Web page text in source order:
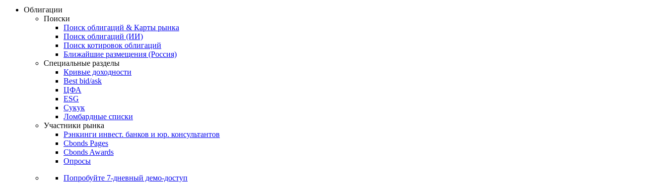
Облигации
Поиски
Поиск облигаций & Карты рынка
Поиск облигаций (ИИ)
Поиск котировок облигаций
Ближайшие размещения (Россия)
Специальные разделы
Кривые доходности
Best bid/ask
ЦФА
ESG
Сукук
Ломбардные списки
Участники рынка
Рэнкинги инвест. банков и юр. консультантов
Cbonds Pages
Cbonds Awards
Опросы
Попробуйте 7-дневный демо-доступ